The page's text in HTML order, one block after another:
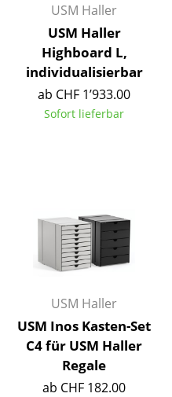
USM Haller
USM Haller
Highboard L,
individualisierbar
ab CHF 1’933.00
Sofort lieferbar
USM Haller
USM Inos Kasten-Set
C4 für USM Haller
Regale
ab CHF 182.00